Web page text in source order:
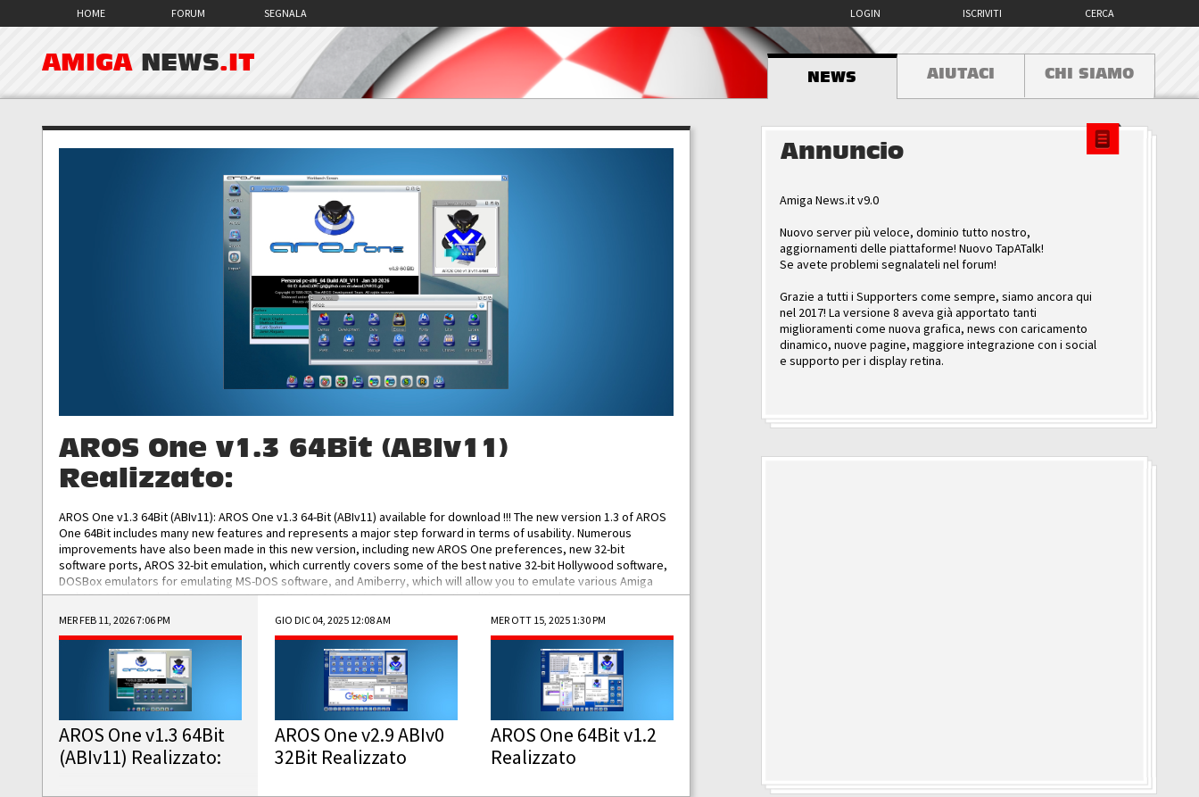
HOME FORUM SEGNALA CERCA
ISCRIVITI
LOGIN
AMIGA NEWS.IT
NEWS AIUTACI CHI SIAMO
AROS One v1.3 64Bit (ABIv11)
Realizzato:
AROS One v1.3 64Bit (ABIv11): AROS One v1.3 64-Bit (ABIv11) available for download !!! The new version 1.3 of AROS
One 64Bit includes many new features and represents a major step forward in terms of usability. Numerous
improvements have also been made in this new version, including new AROS One preferences, new 32-bit
software ports, AROS 32-bit emulation, which currently covers some of the best native 32-bit Hollywood software,
DOSBox emulators for emulating MS-DOS software, and Amiberry, which will allow you to emulate various Amiga
and AROS 68k models. AROS One v1.3 64-Bit-v11 ISO/IMG/: Download Functionalities: Improved...
MER FEB 11, 2026 7:06 PM
AROS One v1.3 64Bit
(ABIv11) Realizzato:
GIO DIC 04, 2025 12:08 AM
AROS One v2.9 ABIv0
32Bit Realizzato
MER OTT 15, 2025 1:30 PM
AROS One 64Bit v1.2
Realizzato
Annuncio
Amiga News.it v9.0
Nuovo server più veloce, dominio tutto nostro,
aggiornamenti delle piattaforme! Nuovo TapATalk!
Se avete problemi segnalateli nel forum!
Grazie a tutti i Supporters come sempre, siamo ancora qui
nel 2017! La versione 8 aveva già apportato tanti
miglioramenti come nuova grafica, news con caricamento
dinamico, nuove pagine, maggiore integrazione con i social
e supporto per i display retina.